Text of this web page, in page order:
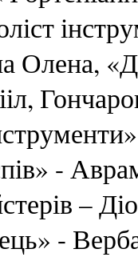
Олена,
-
–
-